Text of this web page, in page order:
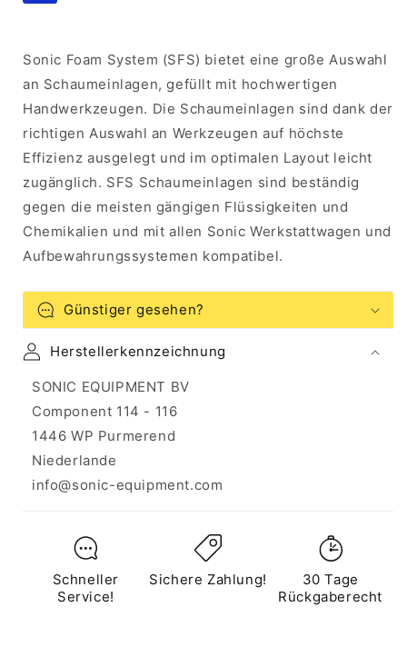
Sonic Foam System (SFS) bietet eine große Auswahl
an Schaumeinlagen, gefüllt mit hochwertigen
Handwerkzeugen. Die Schaumeinlagen sind dank der
richtigen Auswahl an Werkzeugen auf höchste
Effizienz ausgelegt und im optimalen Layout leicht
zugänglich. SFS Schaumeinlagen sind beständig
gegen die meisten gängigen Flüssigkeiten und
Chemikalien und mit allen Sonic Werkstattwagen und
Aufbewahrungssystemen kompatibel.
Günstiger gesehen?
Herstellerkennzeichnung
SONIC EQUIPMENT BV
Component 114 - 116
1446 WP Purmerend
Niederlande
info@sonic-equipment.com
Schneller
Service!
Sichere Zahlung!
30 Tage
Rückgaberecht